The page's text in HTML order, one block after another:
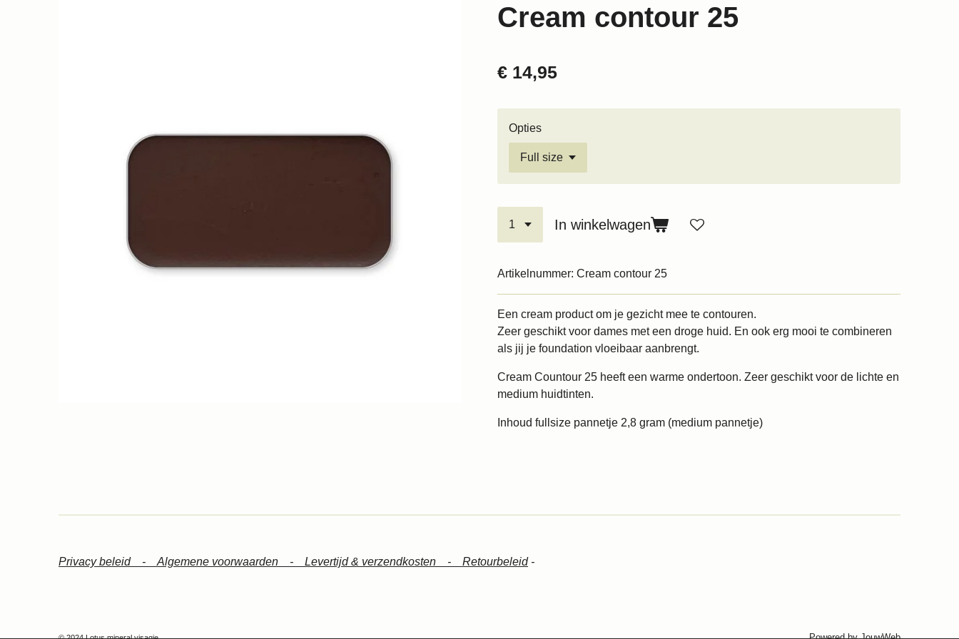
Cream contour 25
€ 14,95
Opties
In winkelwagen
Artikelnummer: Cream contour 25
Een cream product om je gezicht mee te contouren.
Zeer geschikt voor dames met een droge huid. En ook erg mooi te combineren
als jij je foundation vloeibaar aanbrengt.
Cream Countour 25 heeft een warme ondertoon. Zeer geschikt voor de lichte en
medium huidtinten.
Inhoud fullsize pannetje 2,8 gram (medium pannetje)
Privacy beleid - Algemene voorwaarden - Levertijd & verzendkosten - Retourbeleid-